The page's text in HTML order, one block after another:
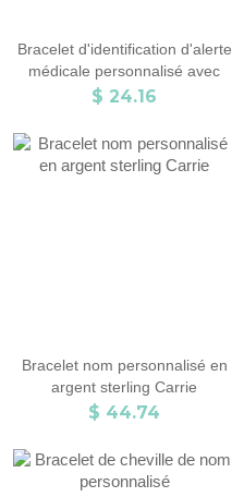
Bracelet d'identification d'alerte
médicale personnalisé avec
corde souple, bracelet
personnalisé, bracelet de survie
d'urgence réglable, cadeau
pour hommes/femmes
$ 24.16
Bracelet nom personnalisé en
argent sterling Carrie
$ 44.74